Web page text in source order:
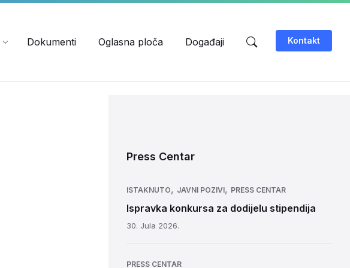
Dokumenti Oglasna ploča Događaji Kontakt
Press Centar
ISTAKNUTO, JAVNI POZIVI, PRESS CENTAR
Ispravka konkursa za dodijelu stipendija
30. Jula 2026.
PRESS CENTAR